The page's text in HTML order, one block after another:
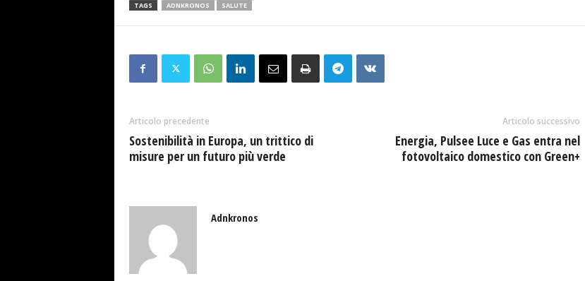
TAGS ADNKRONOS SALUTE
Articolo precedente
Sostenibilità in Europa, un trittico di
misure per un futuro più verde
Articolo successivo
Energia, Pulsee Luce e Gas entra nel
fotovoltaico domestico con Green+
Adnkronos